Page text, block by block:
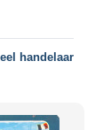
handelaar